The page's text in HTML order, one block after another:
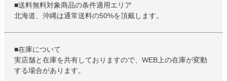
■送料無料対象商品の条件適用エリア
北海道、沖縄は通常送料の50%を頂戴します。
■在庫について
実店舗と在庫を共有しておりますので、WEB上の在庫が変動
する場合があります。